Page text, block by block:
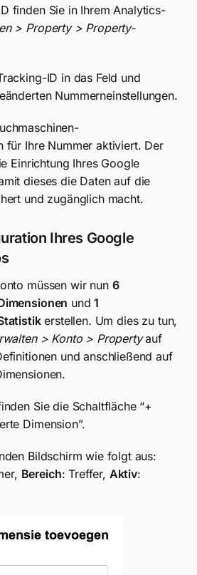
finden Sie in Ihrem Analytics-
> Property > Property-
ID in das Feld und
Nummerneinstellungen.
für Ihre Nummer aktiviert. Der
Einrichtung Ihres Google
dieses die Daten auf die
und zugänglich macht.
Ihres Google
müssen wir nun 6
und1
erstellen. Um dies zu tun,
> Konto > Propertyauf
und anschließend auf
Sie die Schaltfläche “+
Dimension”.
Bildschirm wie folgt aus:
Bereich: Treffer, Aktiv: